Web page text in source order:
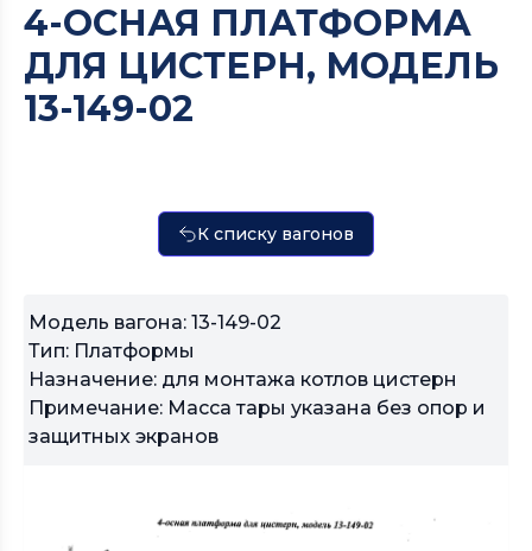
4-ОСНАЯ ПЛАТФОРМА
ДЛЯ ЦИСТЕРН, МОДЕЛЬ
13-149-02
К списку вагонов
Модель вагона: 13-149-02
Тип: Платформы
Назначение: для монтажа котлов цистерн
Примечание: Масса тары указана без опор и
защитных экранов